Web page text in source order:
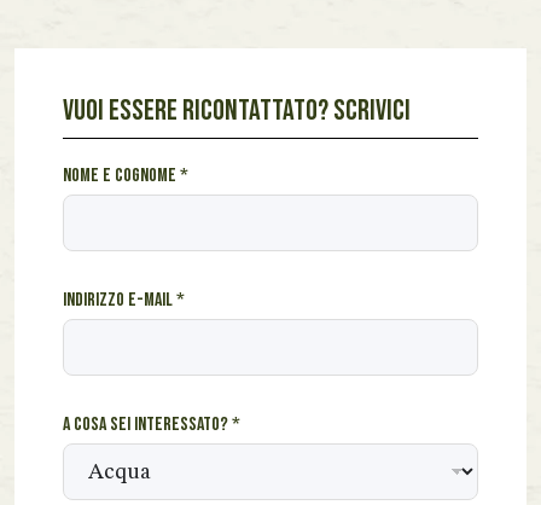
VUOI ESSERE RICONTATTATO? SCRIVICI
Nome e cognome *
Indirizzo e-mail*
A cosa sei interessato?*